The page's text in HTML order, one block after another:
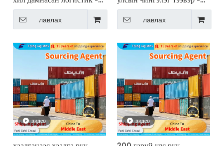
Нисдэг
лавлах
Нисдэг
лавлах
видео видео